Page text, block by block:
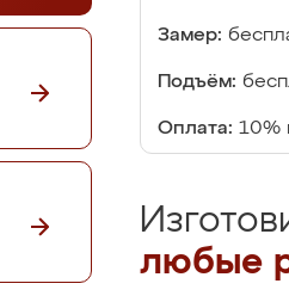
Замер:
Подъём:
Оплата: 10%
любые